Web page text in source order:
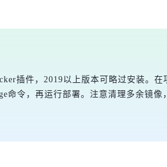
插件，2019以上版本可略过安装。
命令，再运行部署。注意清理多余镜